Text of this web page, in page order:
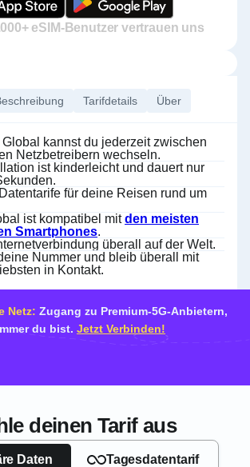
eSIM-Benutzer vertrauen uns
Tarifdetails Über
Global kannst du jederzeit zwischen
Netzbetreibern wechseln.
ist kinderleicht und dauert nur
für deine Reisen rund um
ist kompatibel mit den meisten
Smartphones.
überall auf der Welt.
Nummer und bleib überall mit
in Kontakt.
Netz: Zugang zu Premium-5G-Anbietern,
du bist. Jetzt Verbinden!
deinen Tarif aus
Daten Tagesdatentarif